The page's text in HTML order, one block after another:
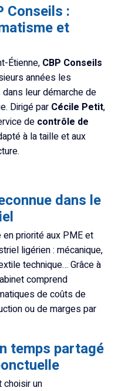
Conseils :
et
Étienne, CBP Conseils
années les
leur démarche de
Dirigé par Cécile Petit,
de contrôle de
à la taille et aux
dans le
priorité aux PME et
ligérien : mécanique,
technique… Grâce à
comprend
de coûts de
ou de marges par
temps partagé
un